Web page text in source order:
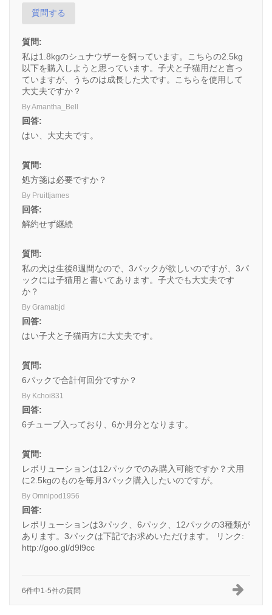
質問する
質問:
私は1.8kgのシュナウザーを飼っています。こちらの2.5kg
以下を購入しようと思っています。子犬と子猫用だと言っ
ていますが、うちのは成長した犬です。こちらを使用して
大丈夫ですか？
By Amantha_Bell
回答:
はい、大丈夫です。
質問:
処方箋は必要ですか？
By Pruittjames
回答:
解約せず継続
質問:
私の犬は生後8週間なので、3パックが欲しいのですが、3パ
ックには子猫用と書いてあります。子犬でも大丈夫です
か？
By Gramabjd
回答:
はい子犬と子猫両方に大丈夫です。
質問:
6パックで合計何回分ですか？
By Kchoi831
回答:
6チューブ入っており、6か月分となります。
質問:
レボリューションは12パックでのみ購入可能ですか？犬用
に2.5kgのものを毎月3パック購入したいのですが。
By Omnipod1956
回答:
レボリューションは3パック、6パック、12パックの3種類が
あります。3パックは下記でお求めいただけます。 リンク:
http://goo.gl/d9l9cc
6件中1-5件の質問